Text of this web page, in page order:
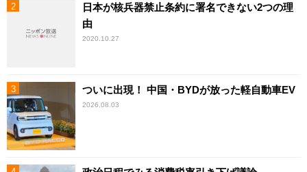
日本が核兵器禁止条約に署名できない2つの理
由
2020.10.27
ついに出現！ 中国・BYDが放った軽自動車EV
2026.08.03